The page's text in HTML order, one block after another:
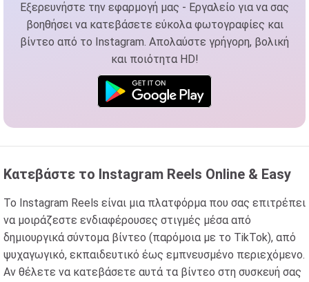
Εξερευνήστε την εφαρμογή μας - Εργαλείο για να σας
βοηθήσει να κατεβάσετε εύκολα φωτογραφίες και
βίντεο από το Instagram. Απολαύστε γρήγορη, βολική
και ποιότητα HD!
Κατεβάστε το Instagram Reels Online & Easy
Το Instagram Reels είναι μια πλατφόρμα που σας επιτρέπει
να μοιράζεστε ενδιαφέρουσες στιγμές μέσα από
δημιουργικά σύντομα βίντεο (παρόμοια με το TikTok), από
ψυχαγωγικό, εκπαιδευτικό έως εμπνευσμένο περιεχόμενο.
Αν θέλετε να κατεβάσετε αυτά τα βίντεο στη συσκευή σας